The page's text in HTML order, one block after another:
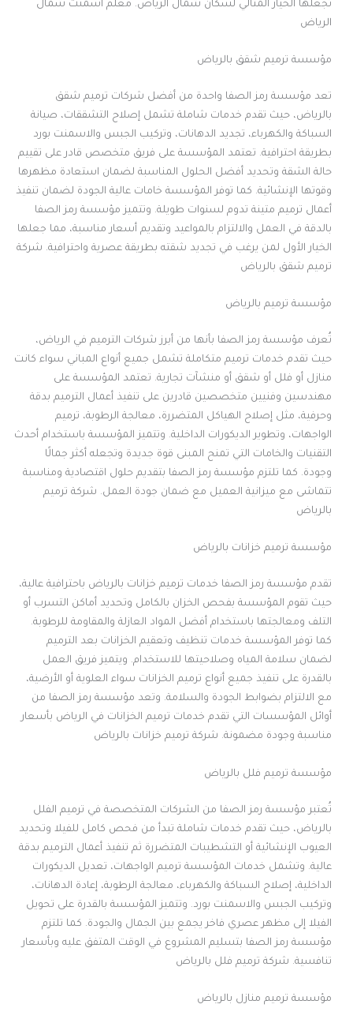
تجعلها الخيار المثالي لسكان شمال الرياض. معلم اسمنت شمال
الرياض
مؤسسة ترميم شقق بالرياض
تعد مؤسسة رمز الصفا واحدة من أفضل شركات ترميم شقق
بالرياض، حيث تقدم خدمات شاملة تشمل إصلاح التشققات، صيانة
السباكة والكهرباء، تجديد الدهانات، وتركيب الجبس والاسمنت بورد
بطريقة احترافية. تعتمد المؤسسة على فريق متخصص قادر على تقييم
حالة الشقة وتحديد أفضل الحلول المناسبة لضمان استعادة مظهرها
وقوتها الإنشائية. كما توفر المؤسسة خامات عالية الجودة لضمان تنفيذ
أعمال ترميم متينة تدوم لسنوات طويلة. وتتميز مؤسسة رمز الصفا
بالدقة في العمل والالتزام بالمواعيد وتقديم أسعار مناسبة، مما جعلها
الخيار الأول لمن يرغب في تجديد شقته بطريقة عصرية واحترافية. شركة
ترميم شقق بالرياض
مؤسسة ترميم بالرياض
تُعرف مؤسسة رمز الصفا بأنها من أبرز شركات الترميم في الرياض،
حيث تقدم خدمات ترميم متكاملة تشمل جميع أنواع المباني سواء كانت
منازل أو فلل أو شقق أو منشآت تجارية. تعتمد المؤسسة على
مهندسين وفنيين متخصصين قادرين على تنفيذ أعمال الترميم بدقة
وحرفية، مثل إصلاح الهياكل المتضررة، معالجة الرطوبة، ترميم
الواجهات، وتطوير الديكورات الداخلية. وتتميز المؤسسة باستخدام أحدث
التقنيات والخامات التي تمنح المبنى قوة جديدة وتجعله أكثر جمالًا
وجودة. كما تلتزم مؤسسة رمز الصفا بتقديم حلول اقتصادية ومناسبة
تتماشى مع ميزانية العميل مع ضمان جودة العمل. شركة ترميم
بالرياض
مؤسسة ترميم خزانات بالرياض
تقدم مؤسسة رمز الصفا خدمات ترميم خزانات بالرياض باحترافية عالية،
حيث تقوم المؤسسة بفحص الخزان بالكامل وتحديد أماكن التسرب أو
التلف ومعالجتها باستخدام أفضل المواد العازلة والمقاومة للرطوبة.
كما توفر المؤسسة خدمات تنظيف وتعقيم الخزانات بعد الترميم
لضمان سلامة المياه وصلاحيتها للاستخدام. ويتميز فريق العمل
بالقدرة على تنفيذ جميع أنواع ترميم الخزانات سواء العلوية أو الأرضية،
مع الالتزام بضوابط الجودة والسلامة. وتعد مؤسسة رمز الصفا من
أوائل المؤسسات التي تقدم خدمات ترميم الخزانات في الرياض بأسعار
مناسبة وجودة مضمونة. شركة ترميم خزانات بالرياض
مؤسسة ترميم فلل بالرياض
تُعتبر مؤسسة رمز الصفا من الشركات المتخصصة في ترميم الفلل
بالرياض، حيث تقدم خدمات شاملة تبدأ من فحص كامل للفيلا وتحديد
العيوب الإنشائية أو التشطيبات المتضررة ثم تنفيذ أعمال الترميم بدقة
عالية. وتشمل خدمات المؤسسة ترميم الواجهات، تعديل الديكورات
الداخلية، إصلاح السباكة والكهرباء، معالجة الرطوبة، إعادة الدهانات،
وتركيب الجبس والاسمنت بورد. وتتميز المؤسسة بالقدرة على تحويل
الفيلا إلى مظهر عصري فاخر يجمع بين الجمال والجودة. كما تلتزم
مؤسسة رمز الصفا بتسليم المشروع في الوقت المتفق عليه وبأسعار
تنافسية. شركة ترميم فلل بالرياض
مؤسسة ترميم منازل بالرياض